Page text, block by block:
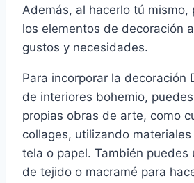
Además, al hacerlo tú mismo,
los elementos de decoración
gustos y necesidades.
Para incorporar la decoración
de interiores bohemio,
propias obras de arte, como
collages, utilizando
tela o papel. También puedes
de tejido o macramé para